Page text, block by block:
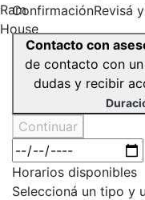
Ram
House
ConfirmaciónRevisá
Contacto con
de contacto con
dudas y recibir
Continuar
Horarios disponibles
Seleccioná un tipo y